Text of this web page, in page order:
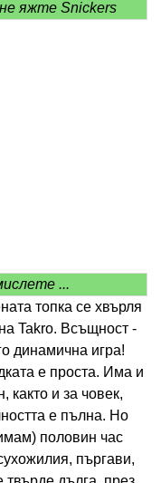
яжте Snickers
...
топка се хвърля
Takro. Всъщност -
динамична игра!
е проста. Има и
както и за човек,
е пълна. Но
половин час
пъргави,